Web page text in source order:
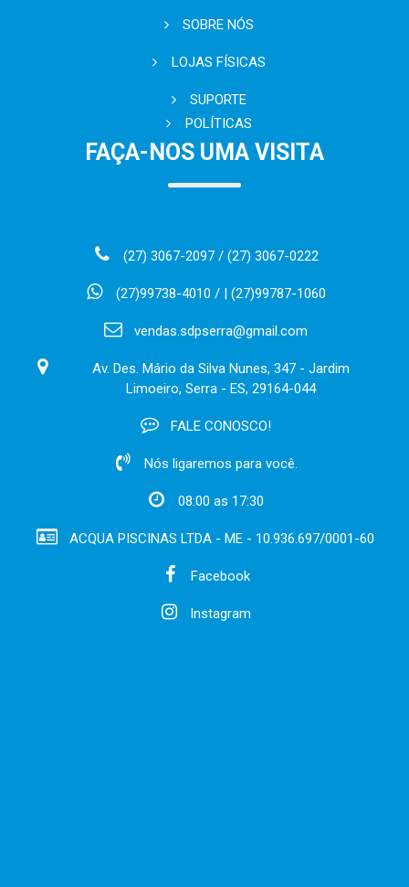
SOBRE NÓS
LOJAS FÍSICAS
SUPORTE
POLÍTICAS
FAÇA-NOS UMA VISITA
(27) 3067-2097 / (27) 3067-0222
(27)99738-4010 / | (27)99787-1060
vendas.sdpserra@gmail.com
Av. Des. Mário da Silva Nunes, 347 - Jardim
Limoeiro, Serra - ES, 29164-044
FALE CONOSCO!
Nós ligaremos para você.
08:00 as 17:30
ACQUA PISCINAS LTDA - ME - 10.936.697/0001-60
Facebook
Instagram